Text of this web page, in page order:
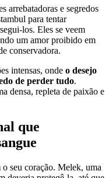
arrebatadoras e segredos
para tentar
los. Eles se veem
um amor proibido em
conservadora.
intensas, onde o desejo
de perder tudo.
densa, repleta de paixão e
que
seu coração. Melek, uma